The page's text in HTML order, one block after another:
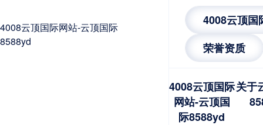
4008云顶国际网站-云顶国际
8588yd
4008云顶国
荣誉资质
4008云顶国际
网站-云顶国
际8588yd
关于